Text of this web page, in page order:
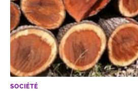
SOCIÉTÉ